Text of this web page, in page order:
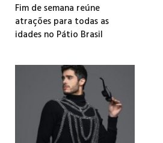
Fim de semana reúne
atrações para todas as
idades no Pátio Brasil